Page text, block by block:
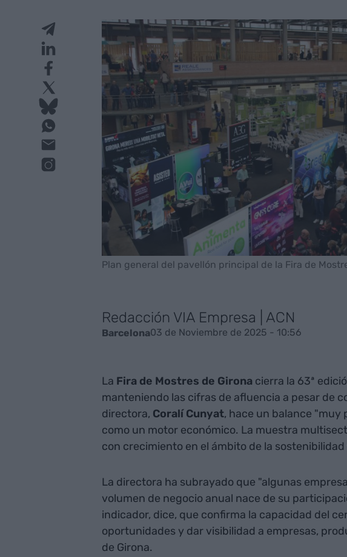
Plan general del pavellón principal de la Fira de
Redacción VIA Empresa | ACN
Barcelona03 de Noviembre de 2025 - 10:56
La Fira de Mostres de Gironacierra la 63ª
manteniendo las cifras de afluencia a pesar de
directora, Coralí Cunyat, hace un balance "muy
como un motor económico. La muestra
con crecimiento en el ámbito de la
La directora ha subrayado que "algunas
volumen de negocio anual nace de su
indicador, dice, que confirma la capacidad del
oportunidades y dar visibilidad a empresas,
de Girona.